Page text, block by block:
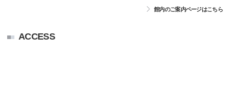
館内のご案内ページはこちら
ACCESS